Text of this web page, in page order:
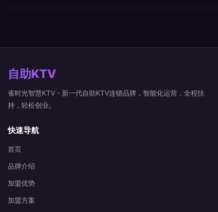
自助KTV
雀时光智慧KTV - 新一代自助KTV连锁品牌，智能化运营，全程扶
持，轻松创业。
快速导航
首页
品牌介绍
加盟优势
加盟方案